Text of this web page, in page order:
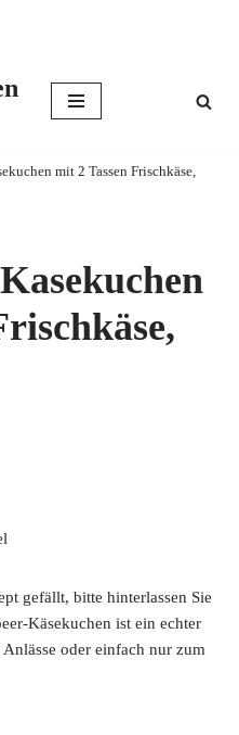
mit 2 Tassen Frischkäse,
gefällt, bitte hinterlassen Sie
Käsekuchen ist ein echter
oder einfach nur zum